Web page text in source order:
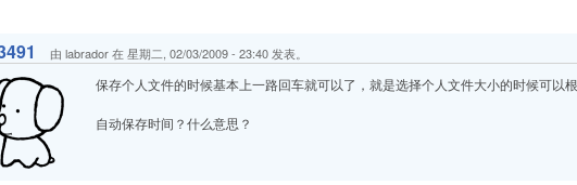
由 labrador 在 星期二, 02/03/2009 - 23:40 发表。
保存个人文件的时候基本上一路回车就可以了，就是选择个人文件大小的时候可以根
自动保存时间？什么意思？